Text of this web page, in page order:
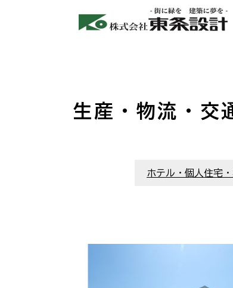
生産・物流・交
ホテル・個人住宅